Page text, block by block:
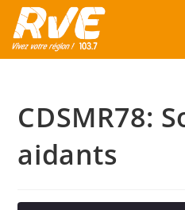
Skip
content
CDSMR78:
aidants